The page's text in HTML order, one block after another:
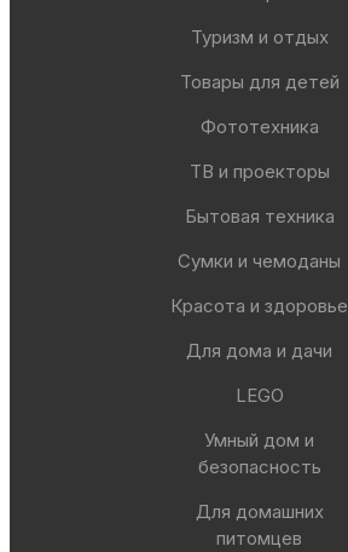
Туризм и отдых
Товары для детей
Фототехника
ТВ и проекторы
Бытовая техника
Сумки и чемоданы
Красота и здоровье
Для дома и дачи
LEGO
Умный дом и
безопасность
Для домашних
питомцев